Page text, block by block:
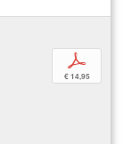
p
€ 14,95